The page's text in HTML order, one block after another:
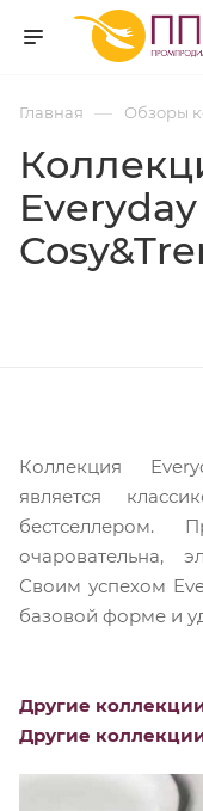
Главная — Обзоры
Everyday
Коллекция
является
бестселлером.
очаровательна,
Своим успехом
базовой форме и
Другие
Другие